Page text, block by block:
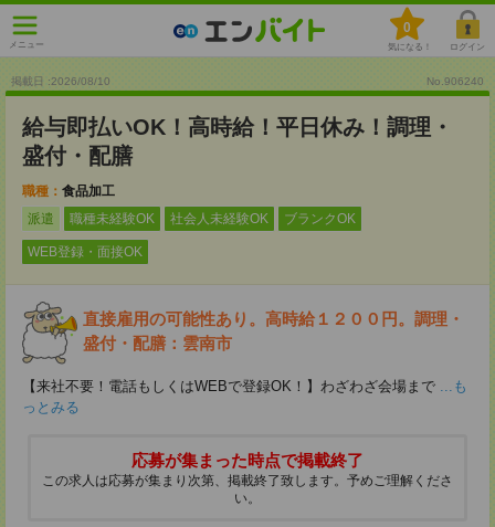
メニュー
0
気になる！ ログイン
掲載日 :2026/08/10 No.906240
給与即払いOK！高時給！平日休み！調理・
盛付・配膳
職種： 食品加工
派遣
職種未経験OK 社会人未経験OK ブランクOK
WEB登録・面接OK
直接雇用の可能性あり。高時給１２００円。調理・
盛付・配膳：雲南市
【来社不要！電話もしくはWEBで登録OK！】わざわざ会場まで ...も
っとみる
応募が集まった時点で掲載終了
この求人は応募が集まり次第、掲載終了致します。予めご理解くださ
い。